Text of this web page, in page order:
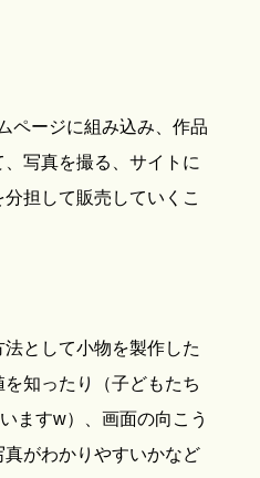
ページに組み込み、作品
写真を撮る、サイトに
担して販売していくこ
として小物を製作した
知ったり（子どもたち
ますw）、画面の向こう
がわかりやすいかなど